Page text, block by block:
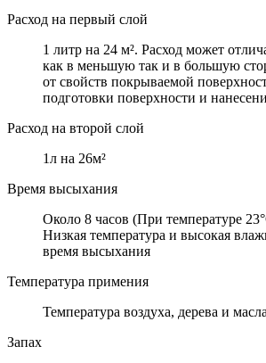
Расход на первый слой
1 литр на 24 м². Расход может
как в меньшую так и в большую
от свойств покрываемой
подготовки поверхности и
Расход на второй слой
1л на 26м²
Время высыхания
Около 8 часов (При температуре
Низкая температура и высокая
время высыхания
Температура примения
Температура воздуха, дерева и
Запах